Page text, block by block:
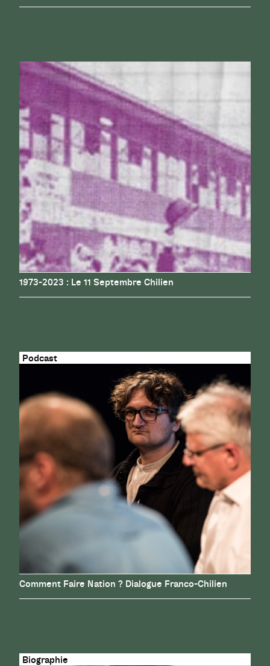
1973-2023 : Le 11 Septembre Chilien
Comment Faire Nation ? Dialogue Franco-Chilien